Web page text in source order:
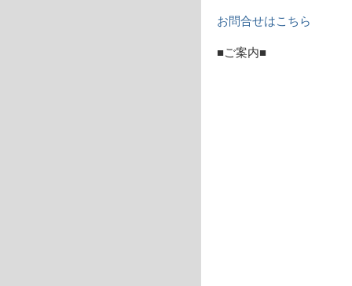
お問合せはこちら
■ご案内■